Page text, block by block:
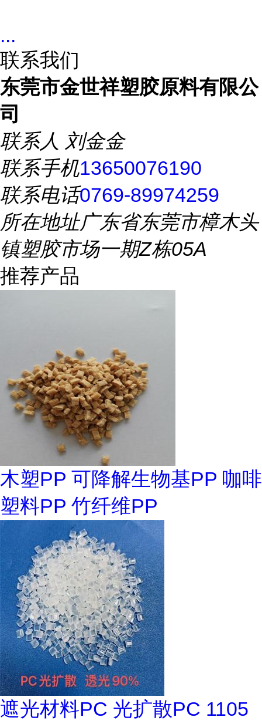
...
联系我们
东莞市金世祥塑胶原料有限公
司
联系人 刘金金
联系手机13650076190
联系电话0769-89974259
所在地址广东省东莞市樟木头
镇塑胶市场一期Z栋05A
推荐产品
木塑PP 可降解生物基PP 咖啡
塑料PP 竹纤维PP
遮光材料PC 光扩散PC 1105